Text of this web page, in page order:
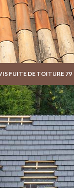
FUITE DE TOITURE 79